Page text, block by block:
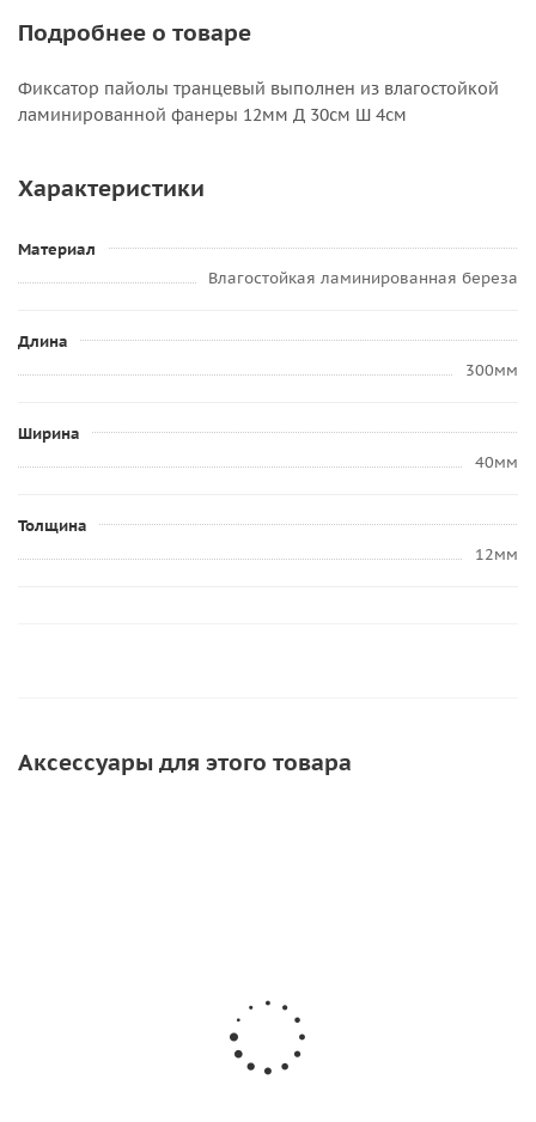
Подробнее о товаре
Фиксатор пайолы транцевый выполнен из влагостойкой
ламинированной фанеры 12мм Д 30см Ш 4см
Характеристики
Материал
Влагостойкая ламинированная береза
Длина
300мм
Ширина
40мм
Толщина
12мм
Аксессуары для этого товара
Шуруп для установки сливного клапана M4.2X 19
(нерж)